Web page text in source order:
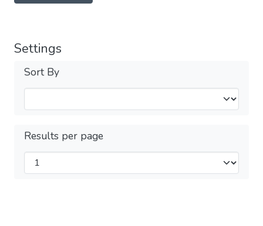
Settings
Sort By
Results per page